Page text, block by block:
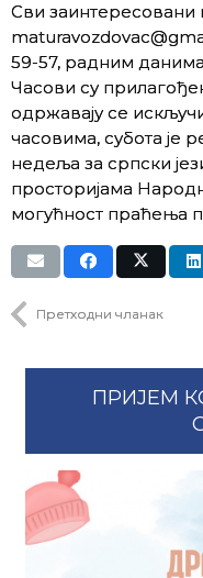
Сви заинтересовани
59-57, радним
Часови су
одржавају се
часовима, субота је
недеља за српски
просторијама
могућност праћења
Претходни чланак
ПРИЈЕМ